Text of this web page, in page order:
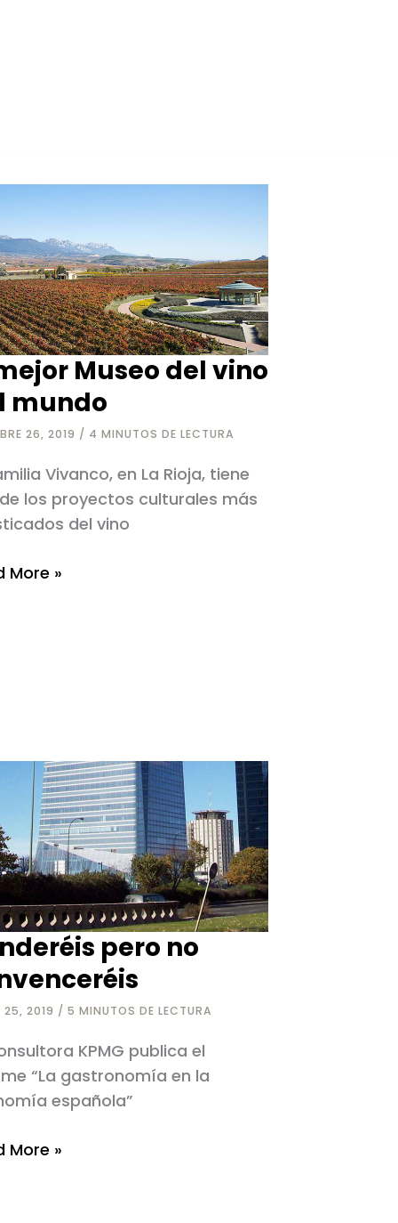
Museo del vino
mundo
26, 2019 / 4 MINUTOS DE LECTURA
Vivanco, en La Rioja, tiene
los proyectos culturales más
del vino
More »
pero no
25, 2019 / 5 MINUTOS DE LECTURA
KPMG publica el
“La gastronomía en la
española”
More »